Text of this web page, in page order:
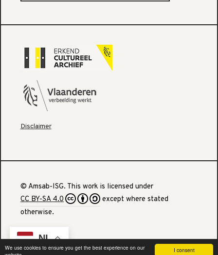
I consent
We use cookies to ensure you get the best experience on our
Disclaimer
© Amsab-ISG. This work is licensed under
CC BY-SA 4.0
except where stated
otherwise.
NL